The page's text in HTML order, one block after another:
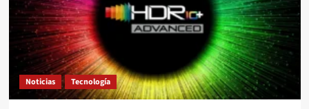
Noticias Tecnología